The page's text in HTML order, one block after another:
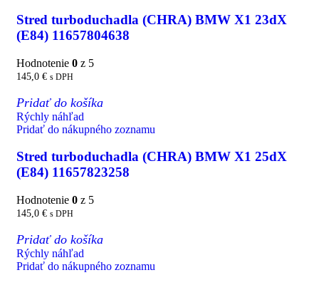
Stred turboduchadla (CHRA) BMW X1 23dX
(E84) 11657804638
Hodnotenie 0 z 5
145,0 € s DPH
Pridať do košíka
Rýchly náhľad
Pridať do nákupného zoznamu
Stred turboduchadla (CHRA) BMW X1 25dX
(E84) 11657823258
Hodnotenie 0 z 5
145,0 € s DPH
Pridať do košíka
Rýchly náhľad
Pridať do nákupného zoznamu